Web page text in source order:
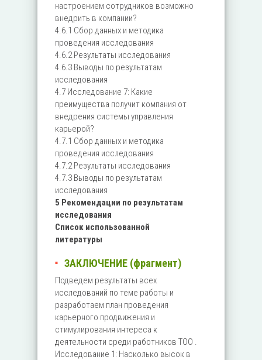
настроением сотрудников возможно
внедрить в компании?
4.6.1 Сбор данных и методика
проведения исследования
4.6.2 Результаты исследования
4.6.3 Выводы по результатам
исследования
4.7 Исследование 7: Какие
преимущества получит компания от
внедрения системы управления
карьерой?
4.7.1 Сбор данных и методика
проведения исследования
4.7.2 Результаты исследования
4.7.3 Выводы по результатам
исследования
5 Рекомендации по результатам
исследования
Список использованной
литературы
ЗАКЛЮЧЕНИЕ (фрагмент)
Подведем результаты всех
исследований по теме работы и
разработаем план проведения
карьерного продвижения и
стимулирования интереса к
деятельности среди работников ТОО .
Исследование 1: Насколько высок в